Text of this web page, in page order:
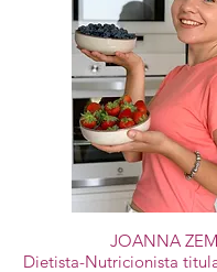
JOANNA
Dietista-Nutricionista